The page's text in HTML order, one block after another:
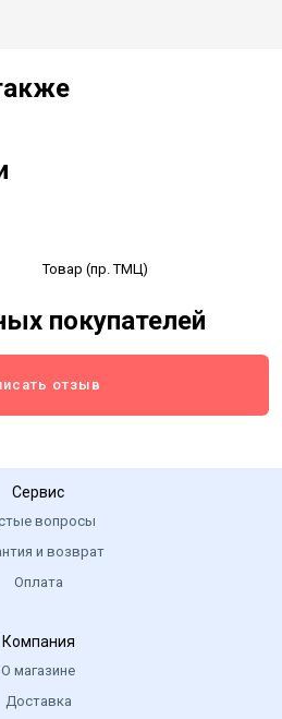
Товар (пр. ТМЦ)
покупателей
отзыв
Сервис
вопросы
и возврат
Оплата
Компания
О магазине
Доставка